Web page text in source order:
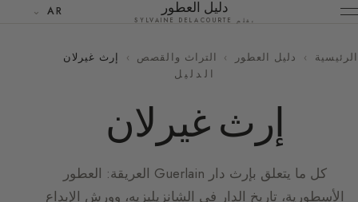
دليل العطور
بقلم SYLVAINE DELACOURTE
AR
الرئيسية › دليل العطور › التراث والقصص ›
إرث غيرلان
الدليل
إرث غيرلان
كل ما يتعلق بإرث دار Guerlain العريقة: العطور
الأسطورية، تاريخ الدار في الشانزيليزيه، وورش الإبداع